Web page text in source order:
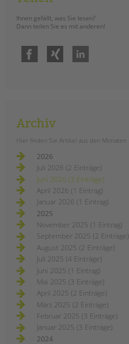
Ihnen gefällt, was Sie lesen?
Dann teilen Sie es mit anderen!
Facebook Xing
Archiv
Hier finden Sie Artikel aus den Monaten
2026
Juli 2026 (2 Einträge)
Juni 2026 (3 Einträge)
April 2026 (1 Eintrag)
Januar 2026 (1 Eintrag)
2025
November 2025 (1 Eintrag)
September 2025 (2 Einträge)
August 2025 (2 Einträge)
Juli 2025 (4 Einträge)
Juni 2025 (1 Eintrag)
Mai 2025 (3 Einträge)
April 2025 (2 Einträge)
März 2025 (2 Einträge)
Februar 2025 (3 Einträge)
Januar 2025 (3 Einträge)
2024